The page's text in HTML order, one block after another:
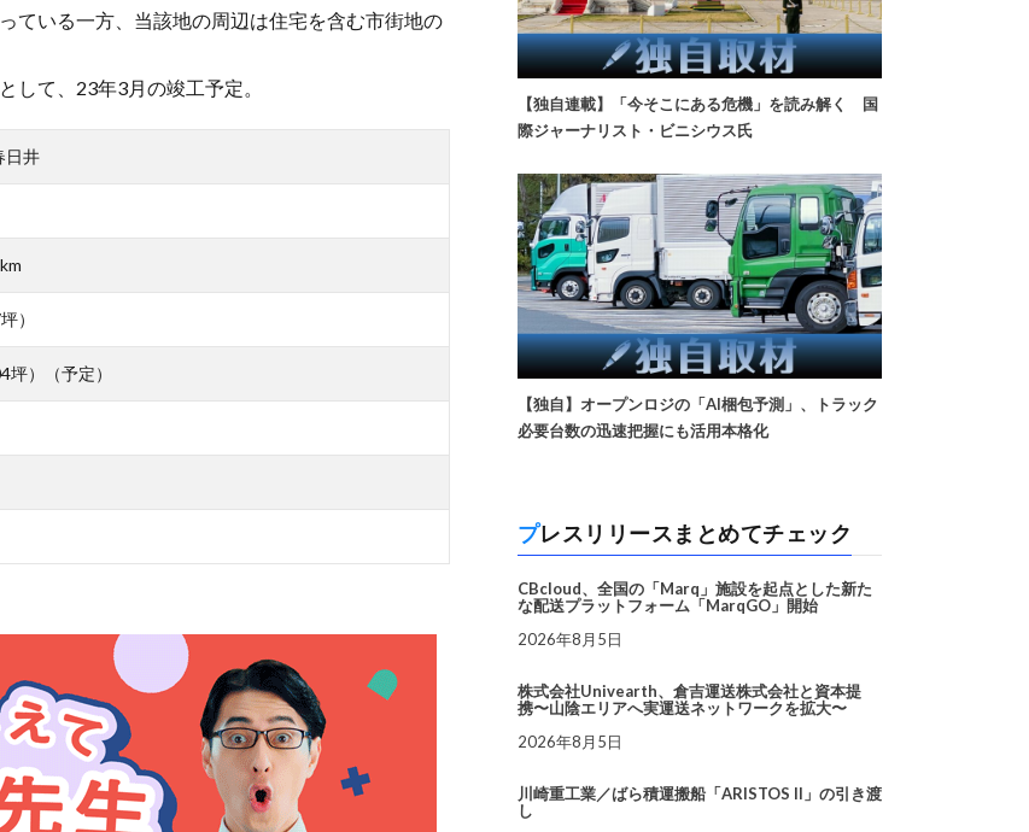
ている一方、当該地の周辺は住宅を含む市街地の
して、23年3月の竣工予定。
日井
）
）（予定）
【独自連載】「今そこにある危機」を読み解く 国
際ジャーナリスト・ビニシウス氏
【独自】オープンロジの「AI梱包予測」、トラック
必要台数の迅速把握にも活用本格化
プレスリリースまとめてチェック
CBcloud、全国の「Marq」施設を起点とした新た
な配送プラットフォーム「MarqGO」開始
2026年8月5日
株式会社Univearth、倉吉運送株式会社と資本提
携〜山陰エリアへ実運送ネットワークを拡大〜
2026年8月5日
川崎重工業／ばら積運搬船「ARISTOS II」の引き渡
し